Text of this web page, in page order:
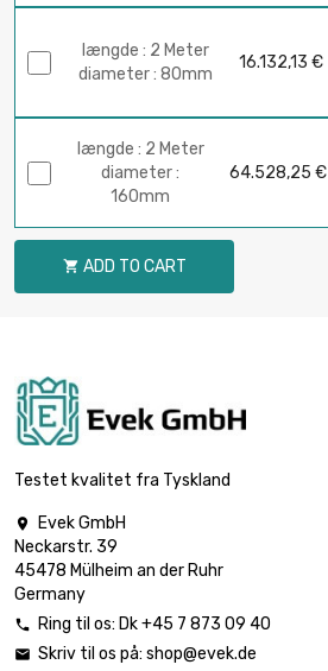
længde : 2 Meter
diameter : 80mm
16.132,13 €
længde : 2 Meter
diameter :
160mm
64.528,25 €
 ADD TO CART
Testet kvalitet fra Tyskland

Evek GmbH
Neckarstr. 39
45478 Mülheim an der Ruhr
Germany
 Ring til os: Dk +45 7 873 09 40
 Skriv til os på: shop@evek.de